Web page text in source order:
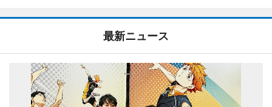
最新ニュース